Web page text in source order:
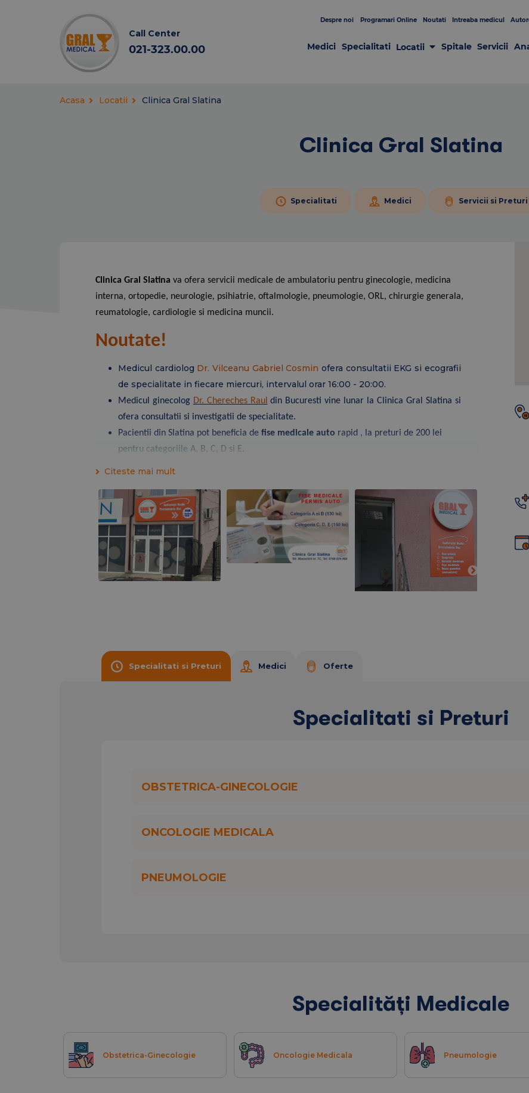
Call Center
021-323.00.00
Despre noi Programari Online Noutati Intreaba medicul
Medici Specialitati Locatii Spitale Servicii
Acasa Locatii Clinica Gral Slatina
Clinica Gral Slatina
Specialitati Medici Servicii si Preturi
Clinica Gral Slatina va ofera servicii medicale de ambulatoriu pentru ginecologie, medicina
interna, ortopedie, neurologie, psihiatrie, oftalmologie, pneumologie, ORL, chirurgie generala,
reumatologie, cardiologie si medicina muncii.
Noutate!
Medicul cardiolog Dr. Vilceanu Gabriel Cosmin ofera consultatii EKG si ecografii
de specialitate in fiecare miercuri, intervalul orar 16:00 - 20:00.
Medicul ginecolog Dr. Chereches Raul din Bucuresti vine lunar la Clinica Gral Slatina si
ofera consultatii si investigatii de specialitate.
Pacientii din Slatina pot beneficia de fise medicale auto rapid , la preturi de 200 lei
pentru categoriile A, B, C, D si E.
Serviciile medicale oferite de Clinica Gral Slatina:
Consultatii si investigatii de specialitate
Investigatii ecografice de ultima generatie
Fise medicale auto
Teste genetice in oncologie (decontate CNAS)
analize medicale de control periodic
configurate in functie de varsta pacientului.
Citeste mai mult
Specialitati si Preturi Medici Oferte
Specialitati si Preturi
OBSTETRICA-GINECOLOGIE
ONCOLOGIE MEDICALA
PNEUMOLOGIE
Specialități Medicale
Obstetrica-Ginecologie Oncologie Medicala Pneumologie